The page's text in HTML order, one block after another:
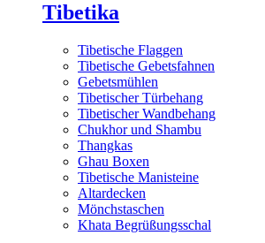
Tibetika
Tibetische Flaggen
Tibetische Gebetsfahnen
Gebetsmühlen
Tibetischer Türbehang
Tibetischer Wandbehang
Chukhor und Shambu
Thangkas
Ghau Boxen
Tibetische Manisteine
Altardecken
Mönchstaschen
Khata Begrüßungsschal